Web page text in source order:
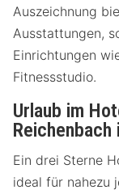
Auszeichnung
Ausstattungen,
Einrichtungen
Fitnessstudio.
Urlaub im
Reichenbach
Ein drei Sterne
ideal für nahezu